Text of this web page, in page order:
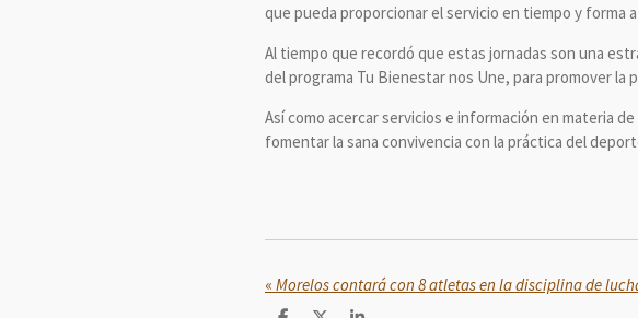
que pueda proporcionar el servicio en tiempo y forma
Al tiempo que recordó que estas jornadas son una
del programa Tu Bienestar nos Une, para promover la
Así como acercar servicios e información en materia
fomentar la sana convivencia con la práctica del
«